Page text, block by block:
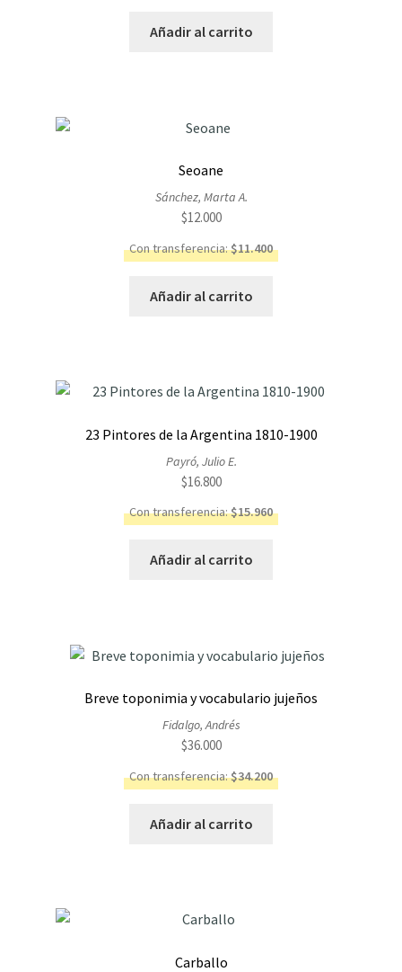
Añadir al carrito
Seoane
Sánchez, Marta A.
$12.000
Con transferencia:$11.400
Añadir al carrito
23 Pintores de la Argentina 1810-1900
Payró, Julio E.
$16.800
Con transferencia:$15.960
Añadir al carrito
Breve toponimia y vocabulario jujeños
Fidalgo, Andrés
$36.000
Con transferencia:$34.200
Añadir al carrito
Carballo